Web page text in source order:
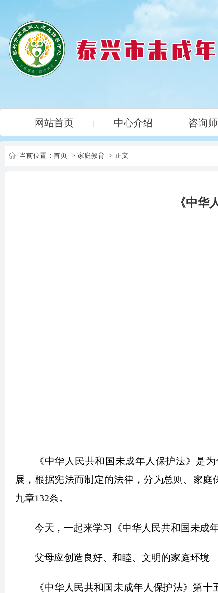
网站首页 中心介绍 咨询
当前位置： 首页 > 家庭教育 > 正文
《中华
《中华人民共和国未成年人保护法》是
展，根据宪法而制定的法律，分为总则、家
九章132条。
今天，一起来学习《中华人民共和国未成
父母应创造良好、和睦、文明的家庭环境
《中华人民共和国未成年人保护法》第